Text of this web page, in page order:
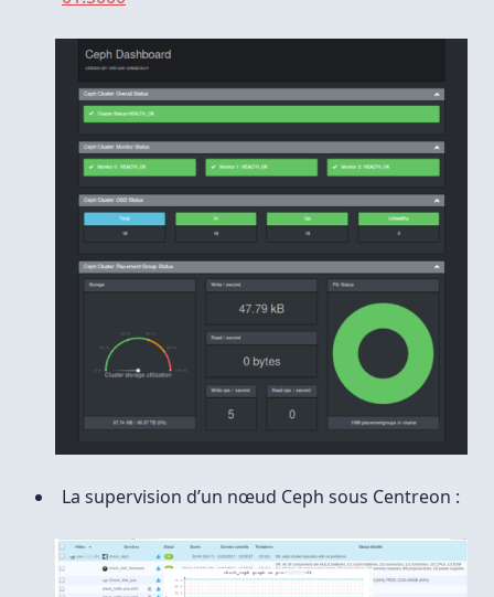
La supervision d’un nœud Ceph sous Centreon :